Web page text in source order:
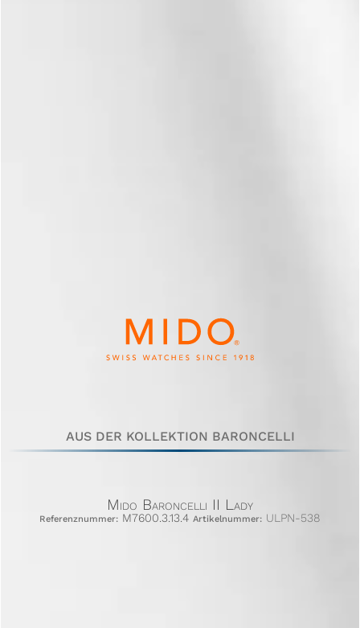
AUS DER KOLLEKTION BARONCELLI
Mido Baroncelli II Lady
Referenznummer: M7600.3.13.4 Artikelnummer: ULPN-538